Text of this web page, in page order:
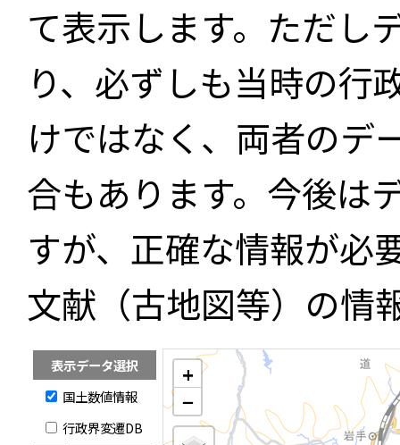
て表示します。ただし
り、必ずしも当時の行
けではなく、両者のデ
合もあります。今後は
すが、正確な情報が必
文献（古地図等）の情
表示データ選択
国土数値情報
行政界変遷DB
+
−